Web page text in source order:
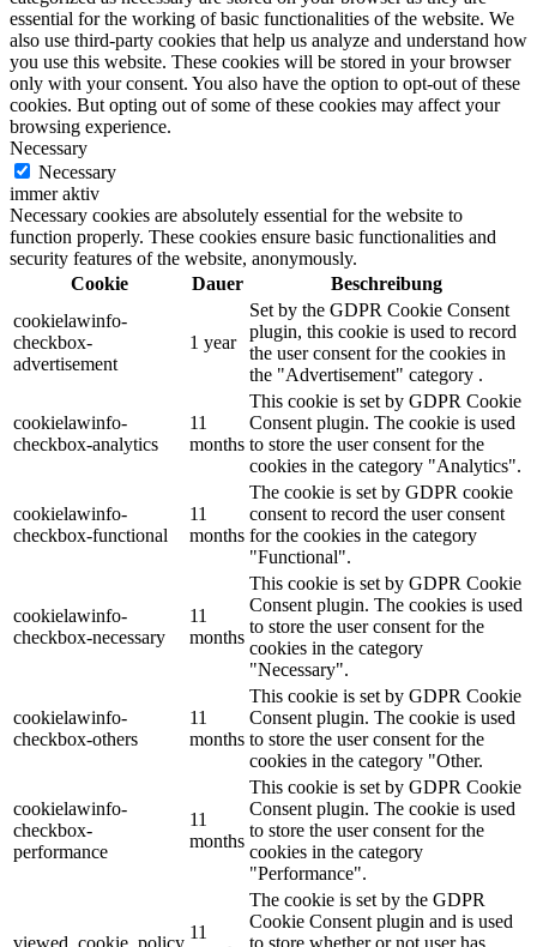
essential for the working of basic functionalities of the website. We
also use third-party cookies that help us analyze and understand how
you use this website. These cookies will be stored in your browser
only with your consent. You also have the option to opt-out of these
cookies. But opting out of some of these cookies may affect your
browsing experience.
Necessary
Necessary
immer aktiv
Necessary cookies are absolutely essential for the website to
function properly. These cookies ensure basic functionalities and
security features of the website, anonymously.
Cookie
Dauer
Beschreibung
cookielawinfo-
checkbox-
advertisement
1 year
Set by the GDPR Cookie Consent
plugin, this cookie is used to record
the user consent for the cookies in
the "Advertisement" category .
cookielawinfo-
checkbox-analytics
11
months
This cookie is set by GDPR Cookie
Consent plugin. The cookie is used
to store the user consent for the
cookies in the category "Analytics".
cookielawinfo-
checkbox-functional
11
months
The cookie is set by GDPR cookie
consent to record the user consent
for the cookies in the category
"Functional".
cookielawinfo-
checkbox-necessary
11
months
This cookie is set by GDPR Cookie
Consent plugin. The cookies is used
to store the user consent for the
cookies in the category
"Necessary".
cookielawinfo-
checkbox-others
11
months
This cookie is set by GDPR Cookie
Consent plugin. The cookie is used
to store the user consent for the
cookies in the category "Other.
cookielawinfo-
checkbox-
performance
11
months
This cookie is set by GDPR Cookie
Consent plugin. The cookie is used
to store the user consent for the
cookies in the category
"Performance".
11
The cookie is set by the GDPR
Cookie Consent plugin and is used